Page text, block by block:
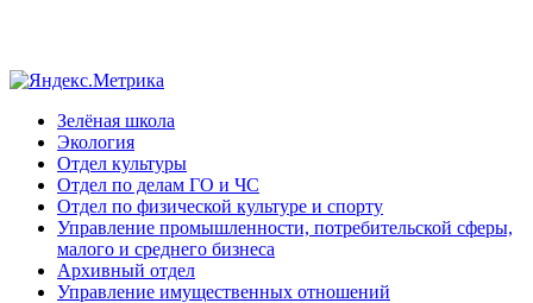
Зелёная школа
Экология
Отдел культуры
Отдел по делам ГО и ЧС
Отдел по физической культуре и спорту
Управление промышленности, потребительской сферы,
малого и среднего бизнеса
Архивный отдел
Управление имущественных отношений